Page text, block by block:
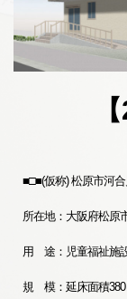
■□■(仮称) 松原市河
所在地：大阪府松原
用 途：児童福祉施
規 模：延床面積380